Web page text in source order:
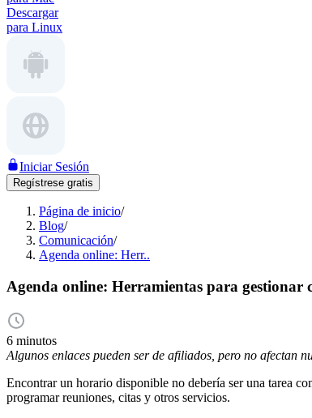
Descargar
para Linux
Iniciar Sesión
Regístrese gratis
Página de inicio/
Blog/
Comunicación/
Agenda online: Herr..
Agenda online: Herramientas para gestionar
6 minutos
Algunos enlaces pueden ser de afiliados, pero no afectan
Encontrar un horario disponible no debería ser una tarea
programar reuniones, citas y otros servicios.